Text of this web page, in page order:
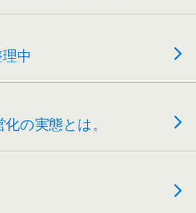
中
の実態とは。